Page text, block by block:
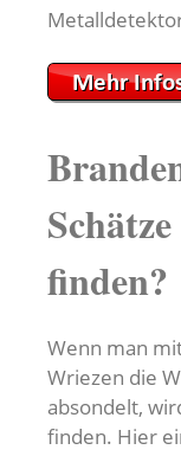
finden?
Wenn man
Wriezen die
absondelt,
finden. Hier